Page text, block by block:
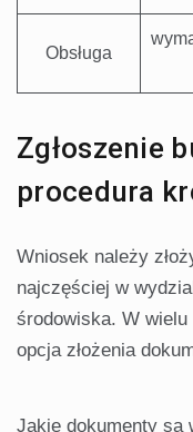
Obsługa
Zgłoszenie
procedura
Wniosek należy
najczęściej w
środowiska. W
opcja złożenia
Jakie dokumenty są